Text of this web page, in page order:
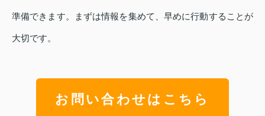
準備できます。まずは情報を集めて、早めに行動することが
大切です。
お問い合わせはこちら